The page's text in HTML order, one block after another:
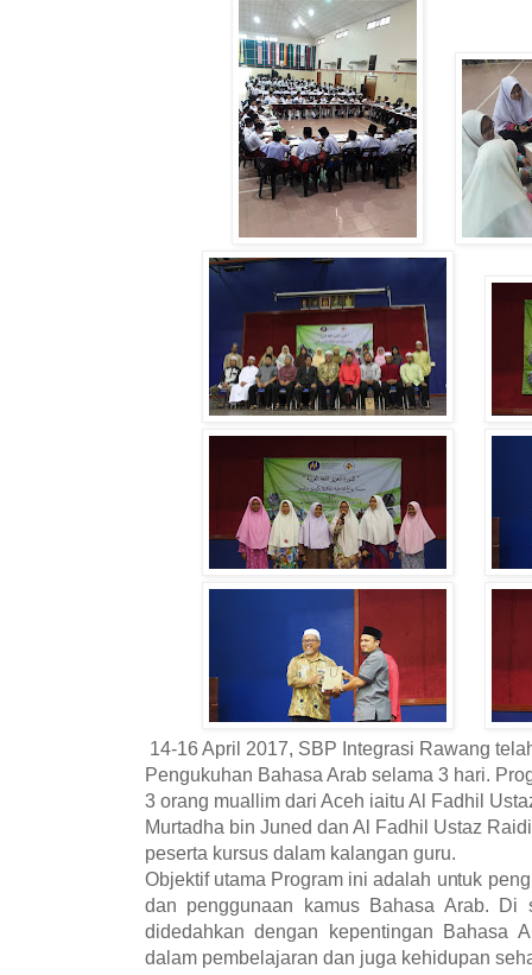
14-16 April 2017, SBP Integrasi Rawang
Pengukuhan Bahasa Arab selama 3 hari.
3 orang muallim dari Aceh iaitu Al Fadhil
Murtadha bin Juned dan Al Fadhil Ustaz
peserta kursus dalam kalangan guru.
Objektif utama Program ini adalah untuk
dan penggunaan kamus Bahasa Arab. Di
didedahkan dengan kepentingan Bahasa
dalam pembelajaran dan juga kehidupan